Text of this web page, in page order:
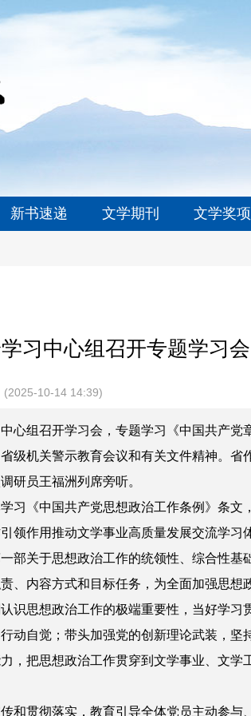
新书速递 文学期刊 文学奖项
习中心组召开专题学习会
(2025-10-14 14:39)
心组召开学习会，专题学习《中国共产党
级机关警示教育会议和有关文件精神。省
研员王福洲列席旁听。
习《中国共产党思想政治工作条例》条文
领作用推动文学事业高质量发展交流学习
部关于思想政治工作的统领性、综合性基
、内容方式和目标任务，为全面加强思想
识思想政治工作的极端重要性，当好学习
动自觉；带头加强党的创新理论武装，坚
，把思想政治工作贯穿到文学事业、文学
和贯彻落实，教育引导全体党员主动参与